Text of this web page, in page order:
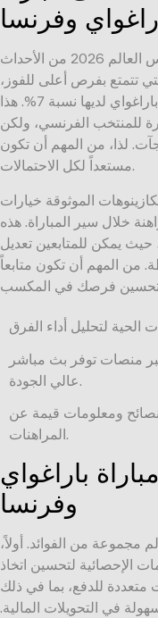
وفرنسا
تعتبر مباراة باراغواي وفرنسا في كأس العالم 2026 من الأحداث
تتمتع بفرص أعلى للفوز،
تُظهر نسبة احتمالية قدرها 83%، بينما باراغواي لديها نسبة 7%. هذا
للمنتخب الفرنسي، ولكن
لذا، من المهم أن تكون
مستعداً لكل الاحتمالات.
الموثوقة خيارات
خلال سير المباراة. هذه
حيث يمكن للمتابعين تعديل
من المهم أن تكون متابعاً
عبر منصات توفر بث مباشر
عالي الجودة.
ومعلومات قيمة عن
المراهنات.
باراغواي
وفرنسا
مجموعة من الفوائد. أولاً،
الإحصائية لتحسين اتخاذ
متعددة للدفع، بما في ذلك
في التحويلات المالية.